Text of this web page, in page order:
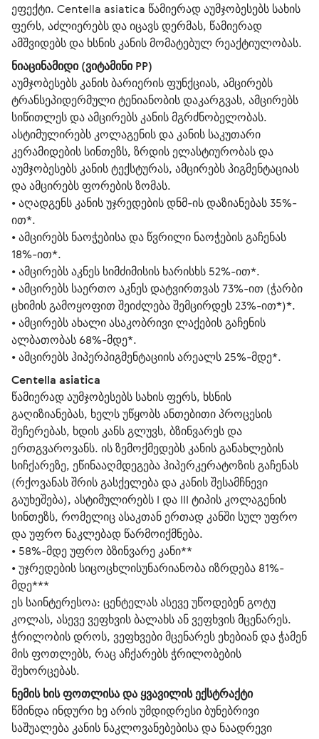
ეფექტი. Centella asiatica წამიერად აუმჯობესებს სახის
ფერს, აძლიერებს და იცავს დერმას, წამიერად
ამშვიდებს და ხსნის კანის მომატებულ რეაქტიულობას.
ნიაცინამიდი (ვიტამინი PP)
აუმჯობესებს კანის ბარიერის ფუნქციას, ამცირებს
ტრანსეპიდერმული ტენიანობის დაკარგვას, ამცირებს
სიწითლეს და ამცირებს კანის მგრძნობელობას.
ასტიმულირებს კოლაგენის და კანის საკუთარი
კერამიდების სინთეზს, ზრდის ელასტიურობას და
აუმჯობესებს კანის ტექსტურას, ამცირებს პიგმენტაციას
და ამცირებს ფორების ზომას.
• აღადგენს კანის უჯრედების დნმ-ის დაზიანებას 35%-
ით*.
• ამცირებს ნაოჭებისა და წვრილი ნაოჭების გაჩენას
18%-ით*.
• ამცირებს აკნეს სიმძიმისის ხარისხს 52%-ით*.
• ამცირებს საერთო აკნეს დატვირთვას 73%-ით (ჭარბი
ცხიმის გამოყოფით შეიძლება შემცირდეს 23%-ით*)*.
• ამცირებს ახალი ასაკობრივი ლაქების გაჩენის
ალბათობას 68%-მდე*.
• ამცირებს ჰიპერპიგმენტაციის არეალს 25%-მდე*.
Centella asiatica
წამიერად აუმჯობესებს სახის ფერს, ხსნის
გაღიზიანებას, ხელს უწყობს ანთებითი პროცესის
შეჩერებას, ხდის კანს გლუვს, ბზინვარეს და
ერთგვაროვანს. ის ზემოქმედებს კანის განახლების
სიჩქარეზე, ეწინააღმდეგება ჰიპერკერატოზის გაჩენას
(რქოვანას შრის გასქელება და კანის შესამჩნევი
გაუხეშება), ასტიმულირებს I და III ტიპის კოლაგენის
სინთეზს, რომელიც ასაკთან ერთად კანში სულ უფრო
და უფრო ნაკლებად წარმოიქმნება.
• 58%-მდე უფრო ბზინვარე კანი**
• უჯრედების სიცოცხლისუნარიანობა იზრდება 81%-
მდე***
ეს საინტერესოა: ცენტელას ასევე უწოდებენ გოტუ
კოლას, ასევე ვეფხვის ბალახს ან ვეფხვის მცენარეს.
ჭრილობის დროს, ვეფხვები მცენარეს ეხებიან და ჭამენ
მის ფოთლებს, რაც აჩქარებს ჭრილობების
შეხორცებას.
ნემის ხის ფოთლისა და ყვავილის ექსტრაქტი
წმინდა ინდური ხე არის უმდიდრესი ბუნებრივი
საშუალება კანის ნაკლოვანებებისა და ნაადრევი